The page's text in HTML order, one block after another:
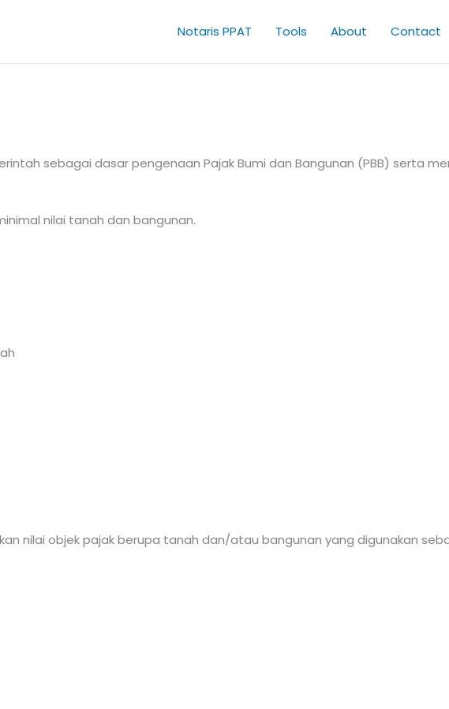
Notaris PPAT Tools About Contact
sebagai dasar pengenaan Pajak Bumi dan Bangunan (PBB) serta
nilai tanah dan bangunan.
nilai objek pajak berupa tanah dan/atau bangunan yang digunakan